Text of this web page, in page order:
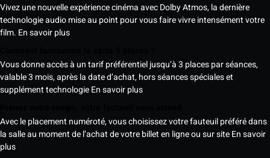
Vivez une nouvelle expérience cinéma avec Dolby Atmos, la dernière
technologie audio mise au point pour vous faire vivre intensément votre
film. En savoir plus
Vous donne accès à un tarif préférentiel jusqu’à 3 places par séances,
valable 3 mois, après la date d’achat, hors séances spéciales et
supplément technologieEn savoir plus
Avec le placement numéroté, vous choisissez votre fauteuil préféré dans
la salle au moment de l’achat de votre billet en ligne ou sur siteEn savoir
plus